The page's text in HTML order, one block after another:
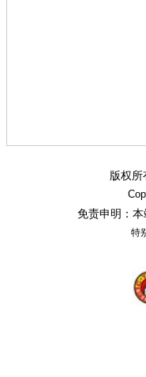
版权所
免责申明：
特